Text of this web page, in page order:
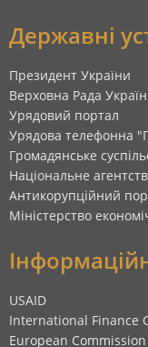
Державні
Президент України
Верховна Рада
Урядовий портал
Урядова телефонна
Громадянське
Національне
Антикорупційний
Міністерство
USAID
International Finance
European Commission